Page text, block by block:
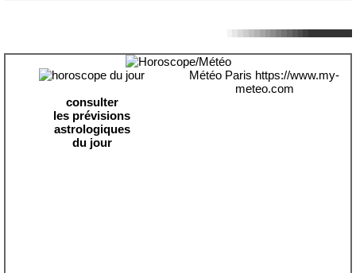
consulter
les prévisions
astrologiques
du jour
Météo Paris https://www.my-
meteo.com